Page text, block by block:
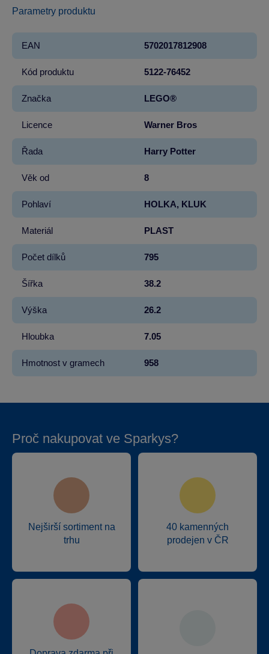
Parametry produktu
EAN 5702017812908
Kód produktu 5122-76452
Značka LEGO®
Licence Warner Bros
Řada Harry Potter
Věk od 8
Pohlaví HOLKA, KLUK
Materiál PLAST
Počet dílků 795
Šířka 38.2
Výška 26.2
Hloubka 7.05
Hmotnost v gramech 958
Proč nakupovat ve Sparkys?
Nejširší sortiment na
trhu
40 kamenných
prodejen v ČR